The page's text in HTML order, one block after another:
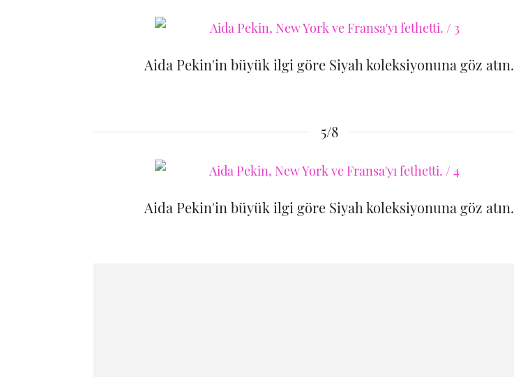
Aida Pekin'in büyük ilgi göre Siyah koleksiyonuna göz atın.
5/8
Aida Pekin'in büyük ilgi göre Siyah koleksiyonuna göz atın.